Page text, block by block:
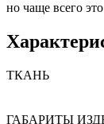
но чаще всего
ТКАНЬ
ГАБАРИТЫ